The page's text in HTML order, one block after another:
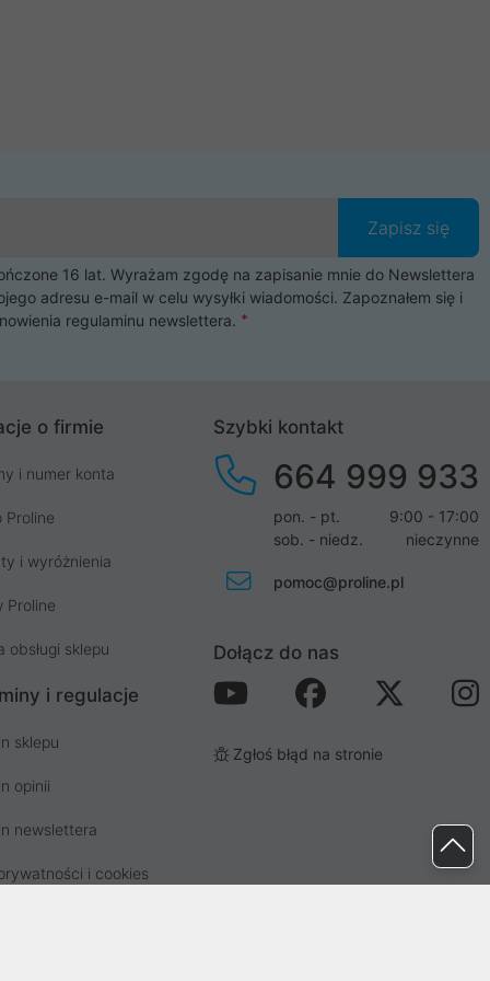
Zapisz się
16 lat. Wyrażam zgodę na zapisanie mnie do Newslettera
adresu e-mail w celu wysyłki wiadomości. Zapoznałem się i
regulaminu newslettera.
o firmie
i numer konta
Proline
i wyróżnienia
Proline
obsługi sklepu
i regulacje
sklepu
opinii
newslettera
i cookies
Szybki kontakt
664 999 933
pon. - pt.
9:00 - 17:00
sob. - niedz.
nieczynne
pomoc@proline.pl
Dołącz do nas
Zgłoś błąd na stronie